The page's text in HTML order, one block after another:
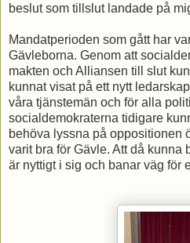
beslut som tillslut landade på
Mandatperioden som gått har
Gävleborna. Genom att
makten och Alliansen till slut
kunnat visat på ett nytt
våra tjänstemän och för alla
socialdemokraterna tidigare
behöva lyssna på oppositionen
varit bra för Gävle. Att då kunna
är nyttigt i sig och banar väg för